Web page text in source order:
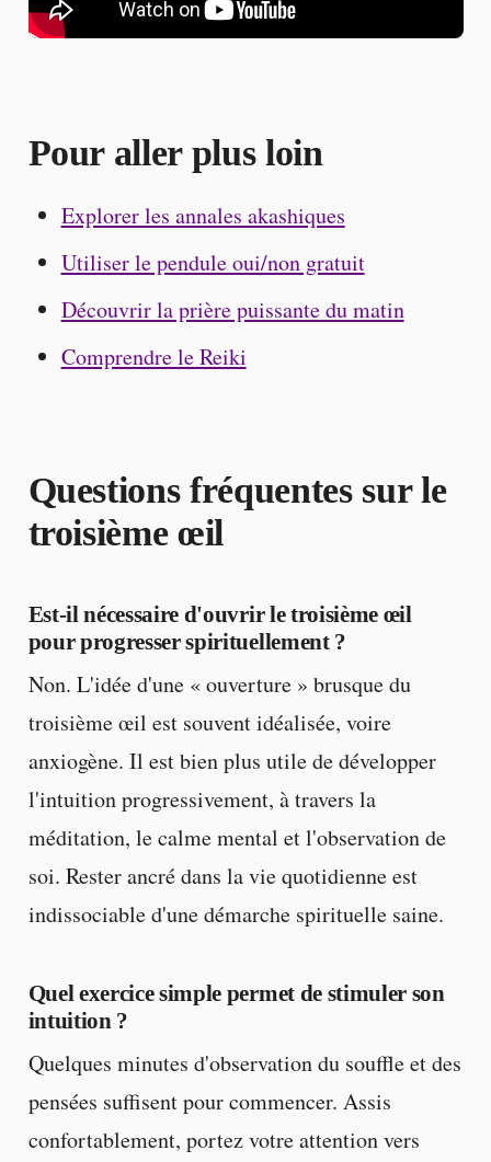
Pour aller plus loin
Explorer les annales akashiques
Utiliser le pendule oui/non gratuit
Découvrir la prière puissante du matin
Comprendre le Reiki
Questions fréquentes sur le
troisième œil
Est-il nécessaire d'ouvrir le troisième œil
pour progresser spirituellement ?
Non. L'idée d'une « ouverture » brusque du
troisième œil est souvent idéalisée, voire
anxiogène. Il est bien plus utile de développer
l'intuition progressivement, à travers la
méditation, le calme mental et l'observation de
soi. Rester ancré dans la vie quotidienne est
indissociable d'une démarche spirituelle saine.
Quel exercice simple permet de stimuler son
intuition ?
Quelques minutes d'observation du souffle et des
pensées suffisent pour commencer. Assis
confortablement, portez votre attention vers